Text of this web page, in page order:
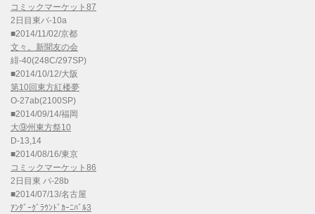
コミックマーケット87
2日目東パ-10a
■2014/11/02/京都
文々。新聞友の会
緋-40(248C/297SP)
■2014/10/12/大阪
第10回東方紅楼夢
O-27ab(2100SP)
■2014/09/14/福岡
大⑨州東方祭10
D-13,14
■2014/08/16/東京
コミックマーケット86
2日目東 パ-28b
■2014/07/13/名古屋
ｱﾝﾀﾞｰｸﾞﾗｳﾝﾄﾞｶｰﾆﾊﾞﾙ3